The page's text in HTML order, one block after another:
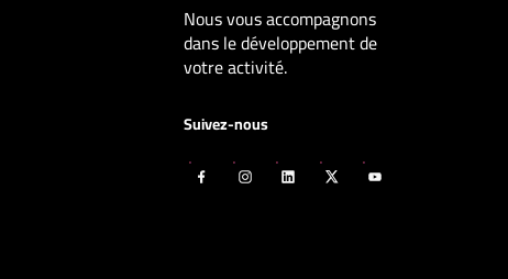
Nous vous accompagnons
dans le développement de
votre activité.
Suivez-nous